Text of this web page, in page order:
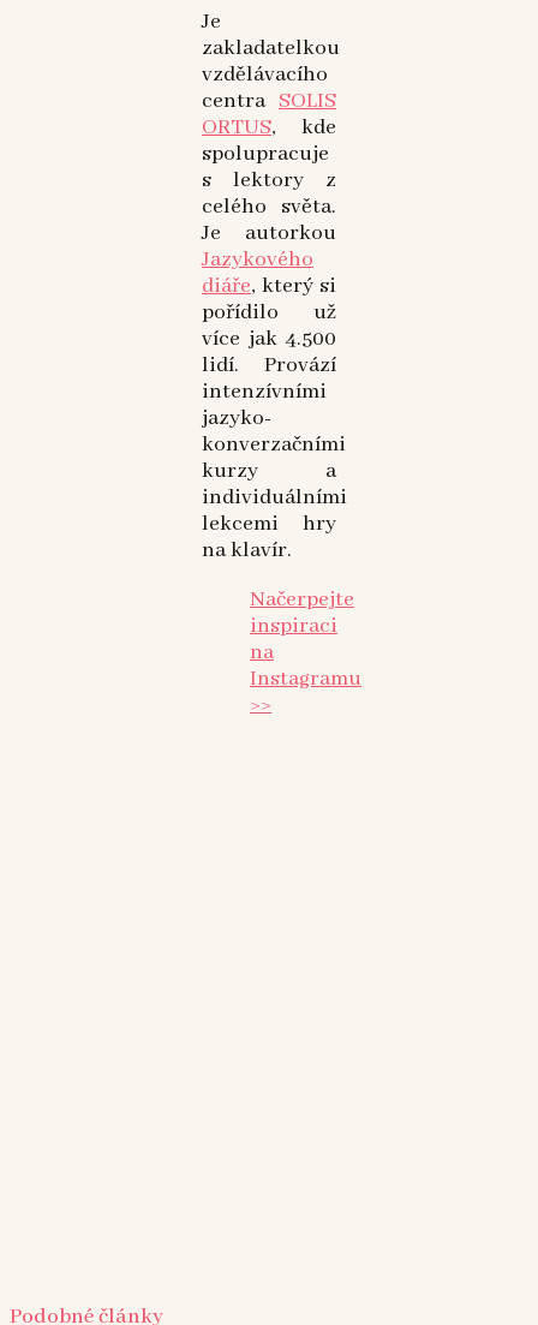
Je
zakladatelkou
vzdělávacího
centra SOLIS
ORTUS, kde
spolupracuje
s lektory z
celého světa.
Je autorkou
Jazykového
diáře, který si
pořídilo už
více jak 4.500
lidí. Provází
intenzívními
jazyko-
konverzačními
kurzy a
individuálními
lekcemi hry
na klavír.
Načerpejte
inspiraci
na
Instagramu
>>
Podobné články